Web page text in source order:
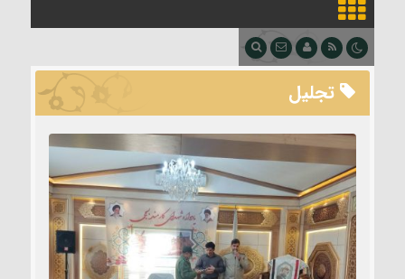
تجلیل